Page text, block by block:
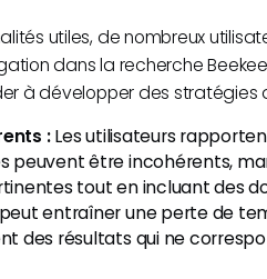
utiles, de nombreux
dans la recherche
à développer des stratégies
:Les utilisateurs
peuvent être incohérents,
tout en incluant des
entraîner une perte de
des résultats qui ne